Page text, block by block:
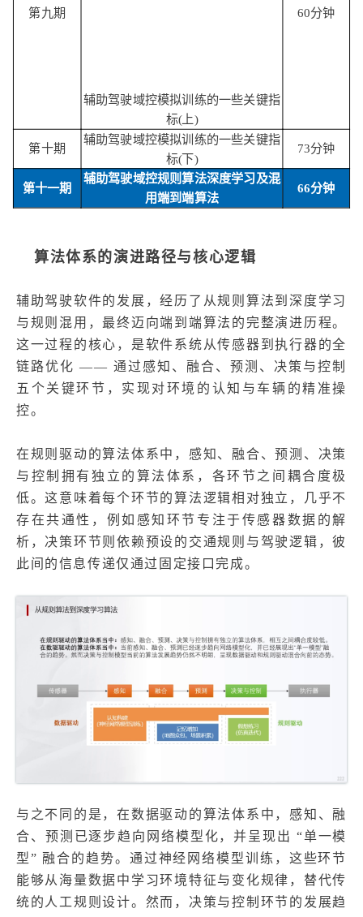
第九期
辅助驾驶域控模拟训练的一些关键指
标(上)
60分钟
第十期
辅助驾驶域控模拟训练的一些关键指
标(下)
73分钟
第十一期
辅助驾驶域控规则算法深度学习及混
用端到端算法
66分钟
算法体系的演进路径与核心逻辑
辅助驾驶软件的发展，经历了从规则算法到深度学习
与规则混用，最终迈向端到端算法的完整演进历程。
这一过程的核心，是软件系统从传感器到执行器的全
链路优化 —— 通过感知、融合、预测、决策与控制
五个关键环节，实现对环境的认知与车辆的精准操
控。
在规则驱动的算法体系中，感知、融合、预测、决策
与控制拥有独立的算法体系，各环节之间耦合度极
低。这意味着每个环节的算法逻辑相对独立，几乎不
存在共通性，例如感知环节专注于传感器数据的解
析，决策环节则依赖预设的交通规则与驾驶逻辑，彼
此间的信息传递仅通过固定接口完成。
与之不同的是，在数据驱动的算法体系中，感知、融
合、预测已逐步趋向网络模型化，并呈现出 “单一模
型” 融合的趋势。通过神经网络模型训练，这些环节
能够从海量数据中学习环境特征与变化规律，替代传
统的人工规则设计。然而，决策与控制环节的发展趋